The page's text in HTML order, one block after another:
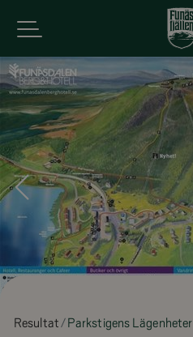
Resultat Parkstigens Lägenheter